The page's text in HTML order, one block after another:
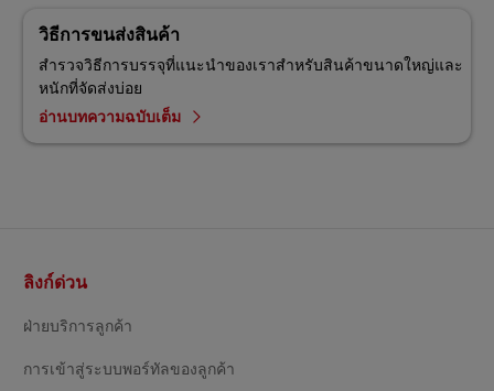
วิธีการขนส่งสินค้า
สํารวจวิธีการบรรจุที่แนะนําของเราสําหรับสินค้าขนาดใหญ่และ
หนักที่จัดส่งบ่อย
อ่านบทความฉบับเต็ม
ท้าย
ลิงก์ด่วน
ฝ่ายบริการลูกค้า
การเข้าสู่ระบบพอร์ทัลของลูกค้า